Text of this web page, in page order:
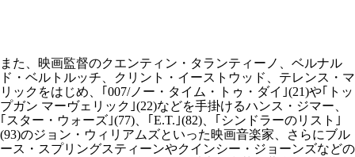
また、映画監督のクエンティン・タランティーノ、ベルナル
ド・ベルトルッチ、クリント・イーストウッド、テレンス・マ
リックをはじめ、｢007/ノー・タイム・トゥ・ダイ｣(21)や｢トッ
プガン マーヴェリック｣(22)などを手掛けるハンス・ジマー、
｢スター・ウォーズ｣(77)、｢E.T.｣(82)、｢シンドラーのリスト｣
(93)のジョン・ウィリアムズといった映画音楽家、さらにブル
ース・スプリングスティーンやクインシー・ジョーンズなどの